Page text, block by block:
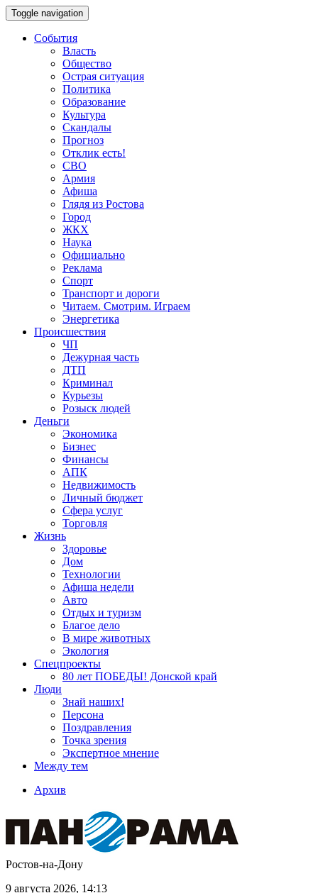
Toggle navigation
События
Власть
Общество
Острая ситуация
Политика
Образование
Культура
Скандалы
Прогноз
Отклик есть!
СВО
Армия
Афиша
Глядя из Ростова
Город
ЖКХ
Наука
Официально
Реклама
Спорт
Транспорт и дороги
Читаем. Смотрим. Играем
Энергетика
Происшествия
ЧП
Дежурная часть
ДТП
Криминал
Курьезы
Розыск людей
Деньги
Экономика
Бизнес
Финансы
АПК
Недвижимость
Личный бюджет
Сфера услуг
Торговля
Жизнь
Здоровье
Дом
Технологии
Афиша недели
Авто
Отдых и туризм
Благое дело
В мире животных
Экология
Спецпроекты
80 лет ПОБЕДЫ! Донской край
Люди
Знай наших!
Персона
Поздравления
Точка зрения
Экспертное мнение
Между тем
Архив
Ростов-на-Дону
9 августа 2026, 14:13